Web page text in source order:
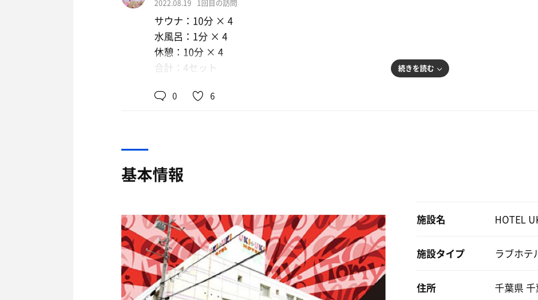
最近ネトフリ・プライムも導入の為さらに環境◎
ただ、しかしサウナが有る2部屋が禁煙なのが唯一の弱点・・・
湿度はそこまでないのでじわーっと汗かける感じですね🤩
匂いが好きでした😍
#水風呂
皆さんが言ってたようにシャワーで水風呂作ると案外冷たかったです！
バイブラつけたらもっと冷たくなります！
エアコンが効いててとっても涼しいです😎
2022.08.19 1回目の訪問
サウナ：10分 × 4
水風呂：1分 × 4
休憩：10分 × 4
合計：4セット
一言：サウナ付きの部屋はかなり人気みたいです。
1階にフリードリンクあるし、ソフトクリームも無料で食べれるので長時間滞在しても飽
とても気に入ったけど、人気なのでなかなかサウナ付きの部屋をとれないのが残念。
続きを読む
0 6
基本情報
施設名 HOTEL
施設タイプ ラブホテ
住所 千葉県